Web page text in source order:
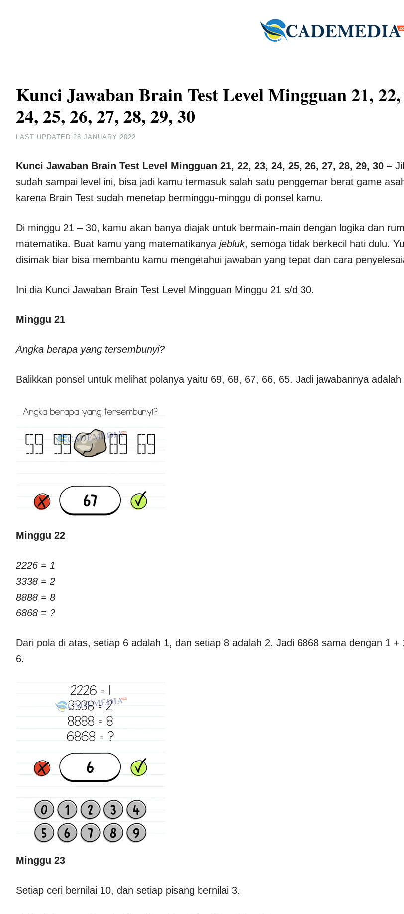
Kunci Jawaban Brain Test Level Mingguan 21, 22,
24, 25, 26, 27, 28, 29, 30
LAST UPDATED 28 JANUARY 2022
Kunci Jawaban Brain Test Level Mingguan 21, 22, 23, 24, 25, 26, 27, 28, 29, 30 –
sudah sampai level ini, bisa jadi kamu termasuk salah satu penggemar berat game
karena Brain Test sudah menetap berminggu-minggu di ponsel kamu.
Di minggu 21 – 30, kamu akan banya diajak untuk bermain-main dengan logika dan
matematika. Buat kamu yang matematikanya jebluk, semoga tidak berkecil hati dulu.
disimak biar bisa membantu kamu mengetahui jawaban yang tepat dan cara
Ini dia Kunci Jawaban Brain Test Level Mingguan Minggu 21 s/d 30.
Minggu 21
Angka berapa yang tersembunyi?
Balikkan ponsel untuk melihat polanya yaitu 69, 68, 67, 66, 65. Jadi jawabannya adalah
Minggu 22
2226 = 1
3338 = 2
8888 = 8
6868 = ?
Dari pola di atas, setiap 6 adalah 1, dan setiap 8 adalah 2. Jadi 6868 sama dengan 1 +
6.
Minggu 23
Setiap ceri bernilai 10, dan setiap pisang bernilai 3.